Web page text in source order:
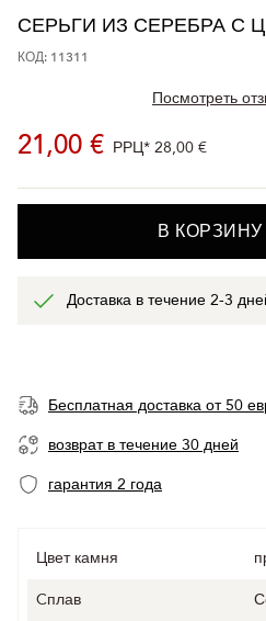
СЕРЬГИ ИЗ СЕРЕБРА С
КОД: 11311
Посмотреть
21,00 € РРЦ* 28,00 €
В КОРЗИНУ
Доставка в течение 2-3
Бесплатная доставка от 50
возврат в течение 30 дней
гарантия 2 года
Цвет камня
Cплав